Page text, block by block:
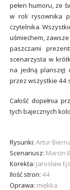
pełen humoru, ze
w roli rysownika
czytelnika.
uśmiechem,
paszczami
scenarzysta w
na jedną planszę)
przez wszystkie 44
Całość dopełnia
tych bajecznych
Rysunki: Artur
Scenariusz: Marcin
Korekta: Jarosław
Ilość stron: 44
Oprawa: miękka